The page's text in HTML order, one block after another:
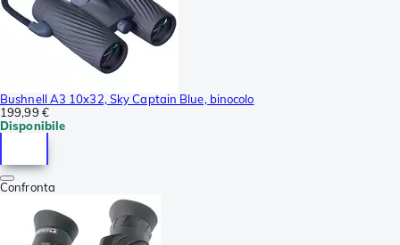
Bushnell A3 10x32, Sky Captain Blue, binocolo
199,99 €
Disponibile
Confronta